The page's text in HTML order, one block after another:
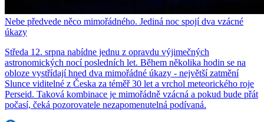
Nebe předvede něco mimořádného. Jediná noc spojí dva vzácné
úkazy
Středa 12. srpna nabídne jednu z opravdu výjimečných
astronomických nocí posledních let. Během několika hodin se na
obloze vystřídají hned dva mimořádné úkazy - největší zatmění
Slunce viditelné z Česka za téměř 30 let a vrchol meteorického roje
Perseid. Taková kombinace je mimořádně vzácná a pokud bude přát
počasí, čeká pozorovatele nezapomenutelná podívaná.